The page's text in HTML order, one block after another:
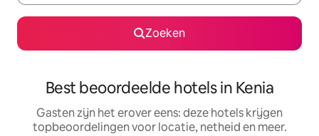
Zoeken
Best beoordeelde hotels in Kenia
Gasten zijn het erover eens: deze hotels krijgen
topbeoordelingen voor locatie, netheid en meer.